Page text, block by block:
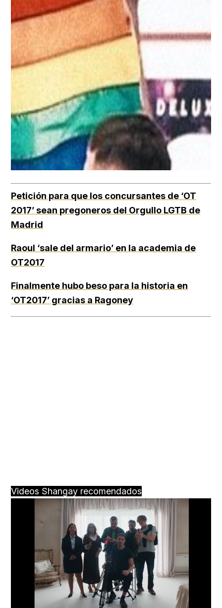
Petición para que los concursantes de ‘OT
2017’ sean pregoneros del Orgullo LGTB de
Madrid
Raoul ‘sale del armario’ en la academia de
OT2017
Finalmente hubo beso para la historia en
‘OT2017’ gracias a Ragoney
Videos Shangay recomendados
Loaded